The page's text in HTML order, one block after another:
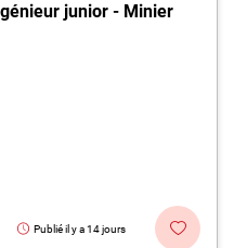
junior - Minier
Publié il y a 14 jours